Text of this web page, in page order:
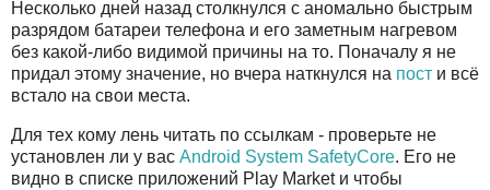
Несколько дней назад столкнулся с аномально быстрым
разрядом батареи телефона и его заметным нагревом
без какой-либо видимой причины на то. Поначалу я не
придал этому значение, но вчера наткнулся на пост и всё
встало на свои места.
Для тех кому лень читать по ссылкам - проверьте не
установлен ли у вас Android System SafetyCore. Его не
видно в списке приложений Play Market и чтобы